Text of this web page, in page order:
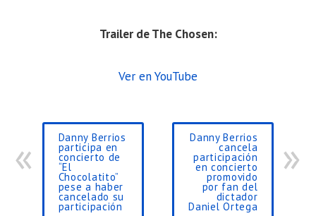
Trailer de The Chosen:
Ver en YouTube
Danny Berrios
participa en
concierto de
“El
Chocolatito”
pese a haber
cancelado su
participación
Danny Berrios
cancela
participación
en concierto
promovido
por fan del
dictador
Daniel Ortega